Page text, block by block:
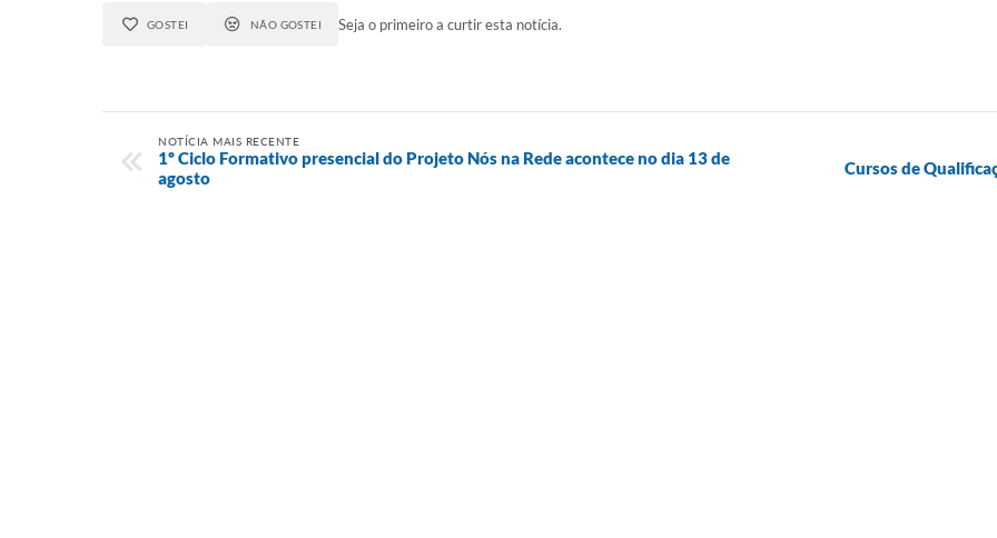
GOSTEI NÃO GOSTEI Seja o primeiro a curtir esta notícia.
NOTÍCIA MAIS RECENTE
1º Ciclo Formativo presencial do Projeto Nós na Rede acontece no dia 13 de
agosto
Cursos de